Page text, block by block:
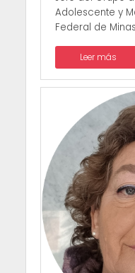
Adolescente y
Federal de
Leer más